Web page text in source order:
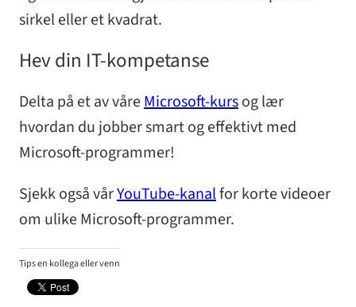
sirkel eller et kvadrat.
Hev din IT-kompetanse
Delta på et av våreMicrosoft-kursog lær
hvordan du jobber smart og effektivt med
Microsoft-programmer!
Sjekk også vårYouTube-kanalfor korte videoer
om ulike Microsoft-programmer.
Tips en kollega eller venn